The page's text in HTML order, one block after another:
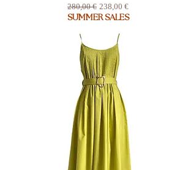
Prix original
280,00 € Prix promotionnel
238,00 €
SUMMER SALES